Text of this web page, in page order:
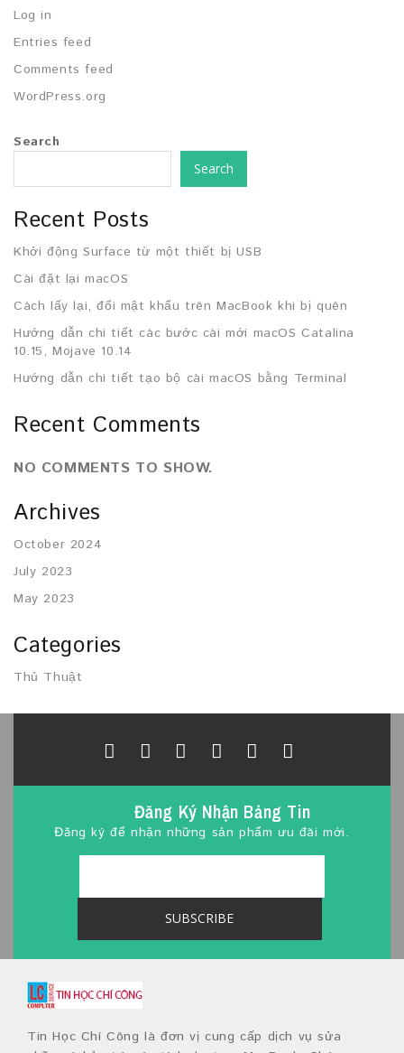
Log in
Entries feed
Comments feed
WordPress.org
Search
Search
Recent Posts
Khởi động Surface từ một thiết bị USB
Cài đặt lại macOS
Cách lấy lại, đổi mật khẩu trên MacBook khi bị quên
Hướng dẫn chi tiết các bước cài mới macOS Catalina
10.15, Mojave 10.14
Hướng dẫn chi tiết tạo bộ cài macOS bằng Terminal
Recent Comments
NO COMMENTS TO SHOW.
Archives
October 2024
July 2023
May 2023
Categories
Thủ Thuật
Đăng Ký Nhận Bảng Tin
Đăng ký để nhận những sản phẩm ưu đãi mới.
Tin Học Chí Công là đơn vị cung cấp dịch vụ sửa